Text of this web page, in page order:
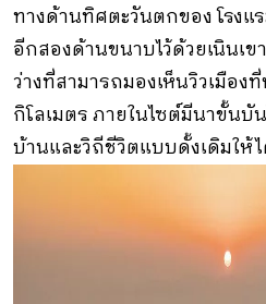
ทางด้านทิศตะวันตกของ โรงแ
อีกสองด้านขนาบไว้ด้วยเนินเ
ว่างที่สามารถมองเห็นวิวเมือ
กิโลเมตร ภายในไซต์มีนาขั้นบั
บ้านและวิถีชีวิตแบบดั้งเดิมให้